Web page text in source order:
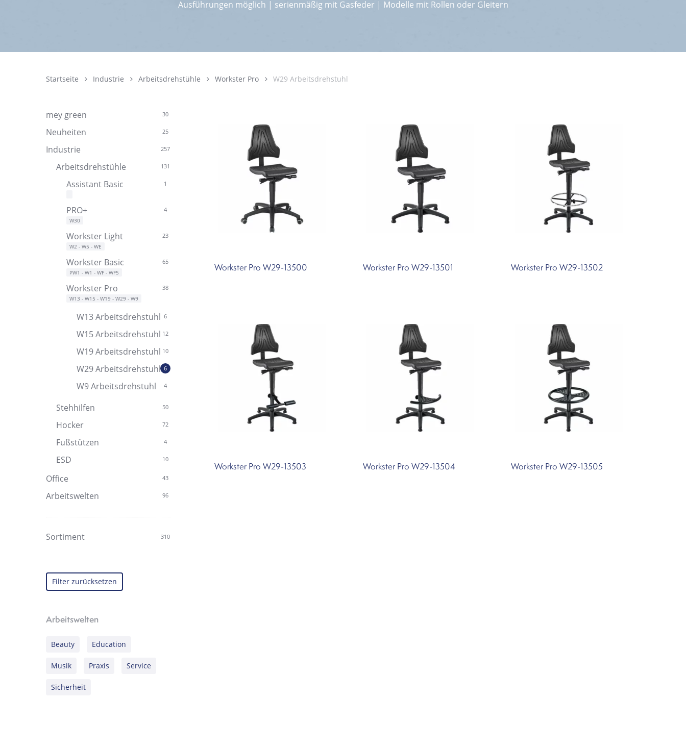
Ausführungen möglich | serienmäßig mit Gasfeder | Modelle mit Rollen oder Gleitern
Startseite Industrie Arbeitsdrehstühle Workster Pro W29 Arbeitsdrehstuhl
mey green 30
Neuheiten 25
Industrie 257
Arbeitsdrehstühle 131
Assistant Basic 1
PRO+ 4
Workster Light 23
Workster Basic 65
Workster Pro 38
W13 Arbeitsdrehstuhl 6
W15 Arbeitsdrehstuhl 12
W19 Arbeitsdrehstuhl 10
W29 Arbeitsdrehstuhl 6
W9 Arbeitsdrehstuhl 4
Stehhilfen 50
Hocker 72
Fußstützen 4
ESD 10
Office 43
Arbeitswelten 96
Sortiment 310
Filter zurücksetzen
Arbeitswelten
Beauty Education
Musik Praxis Service
Sicherheit
Workster Pro W29-13500 Workster Pro W29-13501 Workster Pro W29-13502
Workster Pro W29-13503 Workster Pro W29-13504 Workster Pro W29-13505